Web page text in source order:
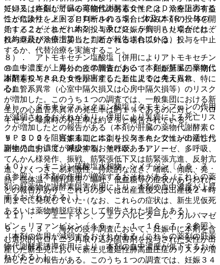
妊婦又は妊娠している可能性のある女性には、治療上の有益
性が危険性を上回ると判断される場合にのみ本剤の投与を開
始すること。また、本剤投与中に妊娠が判明した場合には、
投与継続が治療上妥当と判断される場合以外は、投与を中止
するか、代替治療を実施すること。
９．５．１． 海外の疫学調査において、妊娠第１三半期に
本剤を投与された女性が出産した新生児では先天異常、特に
心血管系異常（心室中隔欠損又は心房中隔欠損等）のリスク
が増加した。このうち１つの調査では、一般集団における新
生児の心血管系異常の発生率は約１％であるのに対し、パロ
キセチン曝露時の発生率は約２％と報告されている。
９．５．２． 妊娠末期に本剤を投与された女性が出産した
新生児において、呼吸抑制、無呼吸、チアノーゼ、多呼吸、
てんかん様発作、振戦、筋緊張低下又は筋緊張亢進、反射亢
進、ぴくつき、易刺激性、持続的な泣き、嗜眠、傾眠、発
熱、低体温、哺乳障害、嘔吐、低血糖等の症状があらわれた
との報告があり、これらの多くは出産直後又は出産後２４時
間までに発現していた（なお、これらの症状は、新生児仮死
あるいは薬物離脱症状として報告された場合もある）。
９．５．３． 海外の疫学調査において、妊娠中に本剤を含
む選択的セロトニン再取り込み阻害剤を投与された女性が出
産した新生児において新生児遷延性肺高血圧症のリスクが増
加したとの報告がある。このうち１つの調査では、妊娠３４
ている（本剤が肝臓の薬物代謝酵素ＣＹＰ２Ｄ６を阻害する
ことにより、メトプロロールの（Ｓ）−体及び（Ｒ）−体の
Ｔ１／２がそれぞれ約２．１及び２．５倍、ＡＵＣがそれぞ
れ約５及び８倍増加したことが報告されている）］。
８）． アトモキセチン塩酸塩［併用によりアトモキセチン
の血中濃度が上昇したとの報告がある（本剤が肝臓の薬物代
謝酵素ＣＹＰ２Ｄ６を阻害することによると考えられ
る）］。
９）． タモキシフェンクエン酸塩［タモキシフェンの作用
が減弱されるおそれがあり、併用により乳癌による死亡リス
クが増加したとの報告がある（本剤が肝臓の薬物代謝酵素Ｃ
ＹＰ２Ｄ６を阻害することにより、タモキシフェンの活性代
謝物の血中濃度が減少するおそれがある）］。
１０）． キニジン硫酸塩水和物、シメチジン〔１６．７．
３参照〕［本剤の作用が増強するおそれがある（これらの薬
剤の肝薬物代謝酵素阻害作用により、本剤の血中濃度が上昇
するおそれがある）］。
１１）． フェニトイン、フェノバルビタール、カルバマゼ
ピン、リファンピシン〔１６．７．１、１６．７．２参照〕
［本剤の作用が減弱するおそれがある（これらの薬剤の肝薬
物代謝酵素誘導作用により、本剤の血中濃度が低下するおそ
れがある）］。